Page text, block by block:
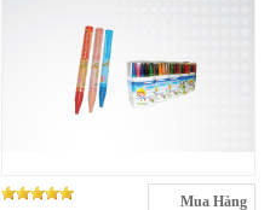
Mua Hàng